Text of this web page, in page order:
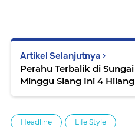
Artikel Selanjutnya
Perahu Terbalik di
Minggu Siang Ini 4 Hilang
Headline Life Style